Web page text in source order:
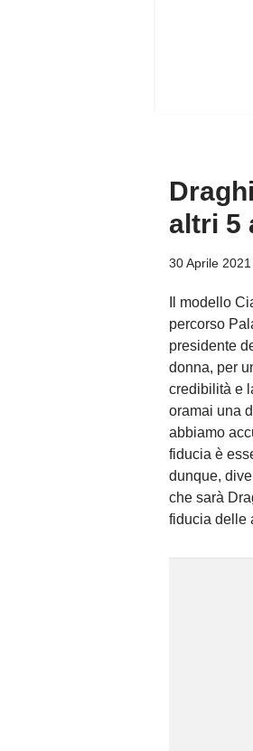
altri 5
30 Aprile 2021
Il modello
percorso
presidente
donna, per
credibilità e
oramai una
abbiamo
fiducia è
dunque,
che sarà
fiducia delle